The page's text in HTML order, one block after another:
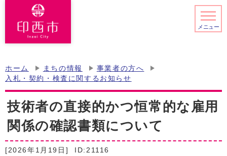
メニュー
ホーム まちの情報
事業者の方へ
入札・契約・検査に関するお知らせ
技術者の直接的かつ恒常的な雇用
関係の確認書類について
[2026年1月19日] ID:21116